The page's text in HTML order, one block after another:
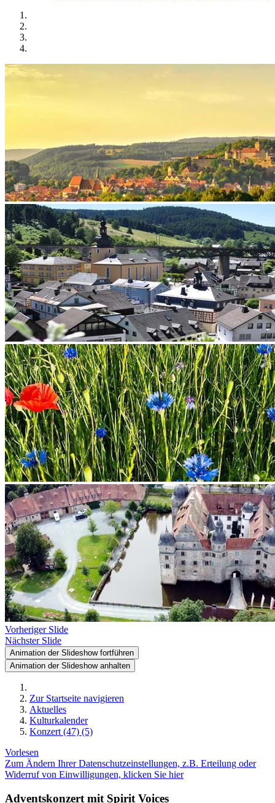
Vorheriger Slide
Nächster Slide
Animation der Slideshow fortführen
Animation der Slideshow anhalten
Zur Startseite navigieren
Aktuelles
Kulturkalender
Konzert (47) (5)
Vorlesen
Zum Ändern Ihrer Datenschutzeinstellungen, z.B. Erteilung oder
Widerruf von Einwilligungen, klicken Sie hier
Adventskonzert mit Spirit Voices